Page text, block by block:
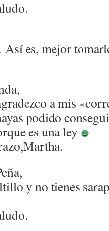
es, mejor
a mis
podido
es una ley
y no tienes